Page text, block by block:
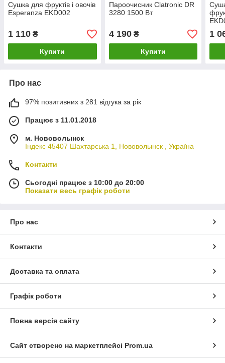
Сушка для фруктів і овочів
Esperanza EKD002
1 110 ₴
Купити
Пароочисник Clatronic DR
3280 1500 Вт
4 190₴
Купити
1
Про нас
97% позитивних з 281 відгука за рік
Працює з 11.01.2018
м. Нововолынск
Індекс 45407 Шахтарська 1, Нововолынск , Україна
Контакти
Сьогодні працює з 10:00 до 20:00
Показати весь графік роботи
Про нас
Контакти
Доставка та оплата
Графік роботи
Повна версія сайту
Сайт створено на маркетплейсі Prom.ua